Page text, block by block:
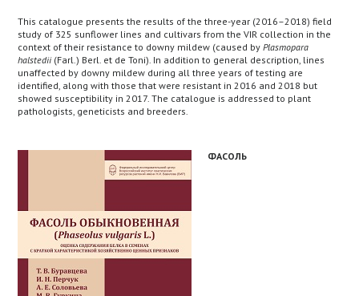
This catalogue presents the results of the three-year (2016–2018) field
study of 325 sunflower lines and cultivars from the VIR collection in the
context of their resistance to downy mildew (caused byPlasmopara
halstedii(Farl.) Berl. еt de Toni). In addition to general description, lines
unaffected by downy mildew during all three years of testing are
identified, along with those that were resistant in 2016 and 2018 but
showed susceptibility in 2017. The catalogue is addressed to plant
pathologists, geneticists and breeders.
ФАСОЛЬ